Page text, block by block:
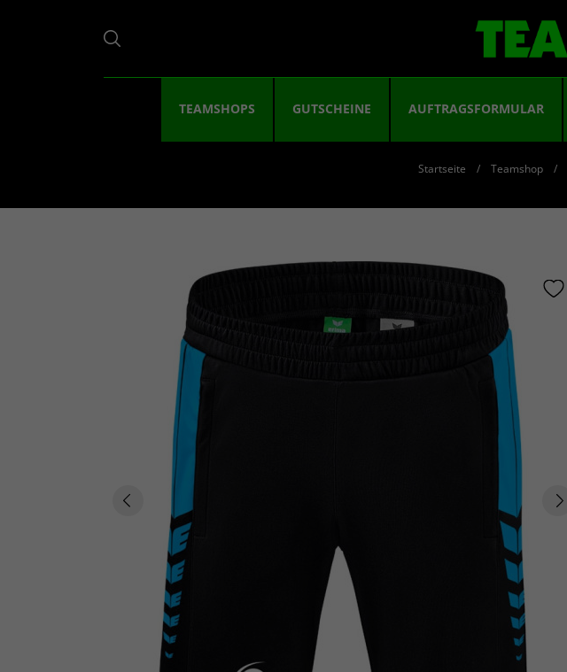
TEAMSHOPS GUTSCHEINE AUFTRAGSFORMULAR
Startseite Teamshop